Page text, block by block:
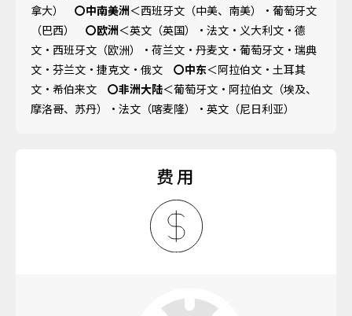
拿大）〇中南美洲＜西班牙文（中美、南美）‧葡萄牙文
（巴西）〇欧洲＜英文（英国）‧法文‧义大利文‧德
文‧西班牙文（欧洲）‧荷兰文‧丹麦文‧葡萄牙文‧瑞典
文‧芬兰文‧捷克文‧俄文〇中东＜阿拉伯文‧土耳其
文‧希伯来文〇非洲大陆＜葡萄牙文‧阿拉伯文（埃及、
摩洛哥、苏丹）‧法文（喀麦隆）‧英文（尼日利亚）